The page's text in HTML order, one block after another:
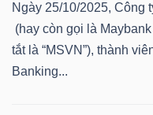
Ngày 25/10/2025, Công
(hay còn gọi là
tắt là “MSVN”), thành
Banking...
VS-
SECTOR